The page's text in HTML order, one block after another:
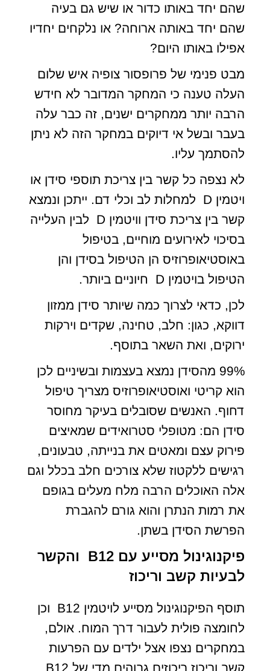
שהם יחד באותו כדור או שיש גם בעיה
שהם יחד באותה ארוחה? או נלקחים יחדיו
אפילו באותו היום?
מבט פנימי של פרופסור צופיה איש שלום
העלה טענה כי המחקר המדובר לא חידש
הרבה יותר ממחקרים ישנים, זה כבר עלה
בעבר ובשל אי דיוקים במחקר הזה לא ניתן
להסתמך עליו.
לא נצפה כל קשר בין צריכת תוספי סידן או
ויטמין D למחלות לב וכלי דם. ייתכן ונמצא
קשר בין צריכת סידן וויטמין D לבין העלייה
בסיכוי לאירועים מוחיים, בטיפול
באוסטיאופרוזיס הן הטיפול בסידן והן
הטיפול בויטמין D חיוניים ביותר.
לכן, כדאי לצרוך כמה שיותר סידן ממזון
דווקא, כגון: חלב, טחינה, שקדים וירקות
ירוקים, ואת השאר בתוסף.
99% מהסידן נמצא בעצמות ובשיניים לכן
הוא קריטי ואוסטיאופרוזיס מצריך טיפול
דחוף. האנשים שסובלים בעיקר מחוסר
סידן הם: מטופלי סטרואידים שמאיצים
פירוק עצם ומאטים את בנייתה, טבעונים,
רגישים ללקטוז שלא צורכים חלב בכלל וגם
אלה האוכלים הרבה מלח מעלים בגופם
את רמות הנתרן והוא גורם להגברת
הפרשת הסידן בשתן.
פיקנוגינול מסייע עם B12 והקשר
לבעיות קשב וריכוז
תוסף הפיקנוגינול מסייע לויטמין B12 וכן
לחומצה פולית לעבור דרך המוח. אולם,
במחקרים נצפו אצל ילדים עם הפרעות
קשב וריכוז ריכוזים גבוהים מדי של B12